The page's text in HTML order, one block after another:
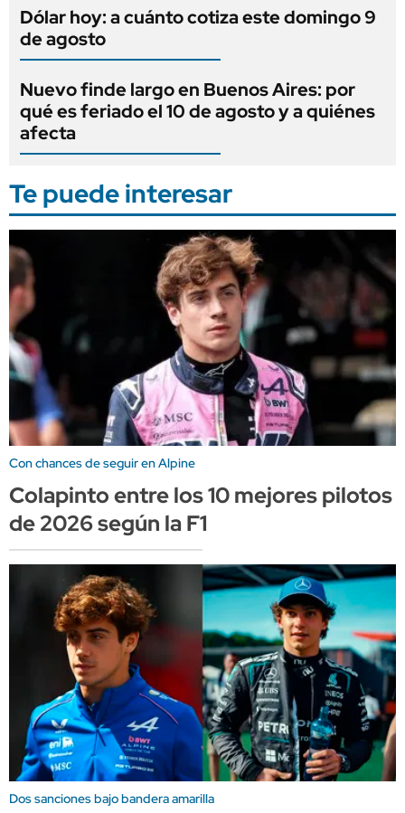
Dólar hoy: a cuánto cotiza este domingo 9
de agosto
Nuevo finde largo en Buenos Aires: por
qué es feriado el 10 de agosto y a quiénes
afecta
Te puede interesar
Con chances de seguir en Alpine
Colapinto entre los 10 mejores pilotos
de 2026 según la F1
Dos sanciones bajo bandera amarilla